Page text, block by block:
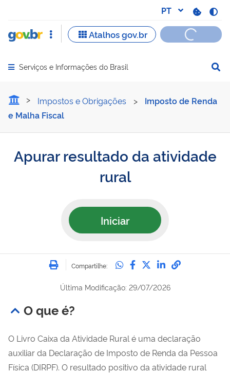
Abrir menu principal de navegação
Serviços e Informações do Brasil
Apurar resultado da
Impostos e Obrigações >
Imposto de Renda
e Malha Fiscal
Apurar resultado da atividade
rural
Iniciar
Imprimir
Compartilhe: Compartilhe no
Compartilhe no
Compartilhe no
Compartilhe
Última Modificação: 29/07/2026
O que é?
O Livro Caixa da Atividade Rural é uma declaração
auxiliar da Declaração de Imposto de Renda da Pessoa
Física (DIRPF). O resultado positivo da atividade rural